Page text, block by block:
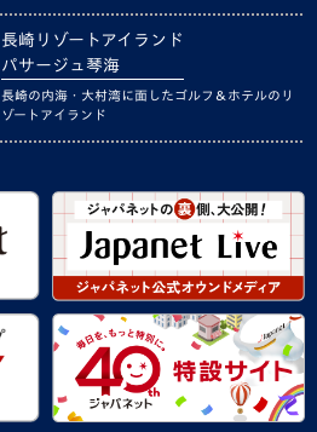
長崎リゾートアイランド
パサージュ琴海
長崎の内海・大村湾に面したゴルフ＆ホテルのリ
ゾートアイランド